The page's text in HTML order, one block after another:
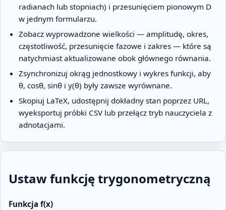
radianach lub stopniach) i przesunięciem pionowym D
w jednym formularzu.
Zobacz wyprowadzone wielkości — amplitudę, okres,
częstotliwość, przesunięcie fazowe i zakres — które są
natychmiast aktualizowane obok głównego równania.
Zsynchronizuj okrąg jednostkowy i wykres funkcji, aby
θ, cosθ, sinθ i y(θ) były zawsze wyrównane.
Skopiuj LaTeX, udostępnij dokładny stan poprzez URL,
wyeksportuj próbki CSV lub przełącz tryb nauczyciela z
adnotacjami.
Ustaw funkcję trygonometryczną
Funkcja f(x)